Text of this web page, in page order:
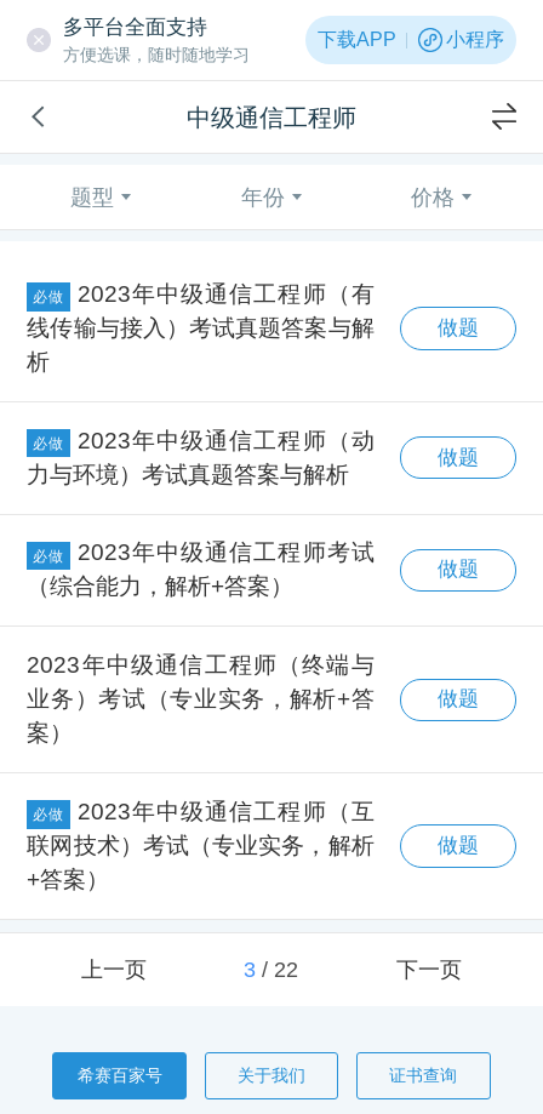
多平台全面支持
方便选课，随时随地学习
下载APP 小程序
中级通信工程师
题型 年份 价格
必做
2023年中级通信工程师（有
线传输与接入）考试真题答案与解
析
做题
必做
2023年中级通信工程师（动
力与环境）考试真题答案与解析
做题
必做
2023年中级通信工程师考试
（综合能力，解析+答案）
做题
2023年中级通信工程师（终端与
业务）考试（专业实务，解析+答
案）
做题
必做
2023年中级通信工程师（互
联网技术）考试（专业实务，解析
+答案）
做题
上一页 3/ 22 下一页
希赛百家号 关于我们 证书查询